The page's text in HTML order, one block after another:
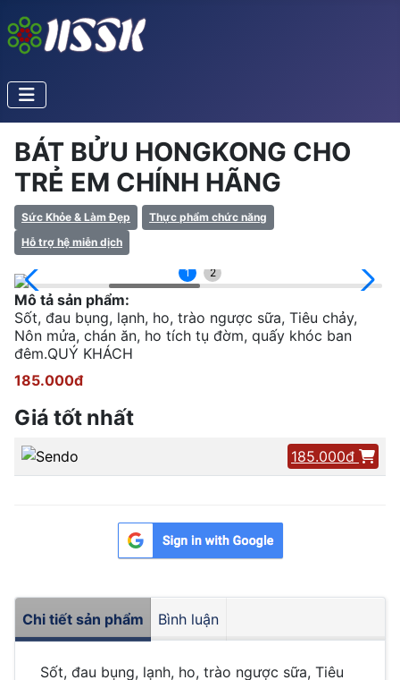
BÁT BỬU HONGKONG CHO
TRẺ EM CHÍNH HÃNG
Sức Khỏe & Làm Đẹp
Thực phẩm chức năng
Hỗ trợ hệ miễn dịch
1 2
Mô tả sản phẩm:
Sốt, đau bụng, lạnh, ho, trào ngược sữa, Tiêu chảy,
Nôn mửa, chán ăn, ho tích tụ đờm, quấy khóc ban
đêm.QUÝ KHÁCH
185.000đ
Giá tốt nhất
185.000đ
Chi tiết sản phẩm Bình luận
Sốt, đau bụng, lạnh, ho, trào ngược sữa, Tiêu